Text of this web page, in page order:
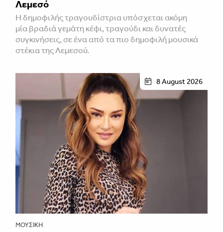
Λεμεσό
H δημοφιλής τραγουδίστρια υπόσχεται ακόμη
μία βραδιά γεμάτη κέφι, τραγούδι και δυνατές
συγκινήσεις, σε ένα από τα πιο δημοφιλή μουσικά
στέκια της Λεμεσού.
8 August 2026
ΜΟΥΣΙΚΉ